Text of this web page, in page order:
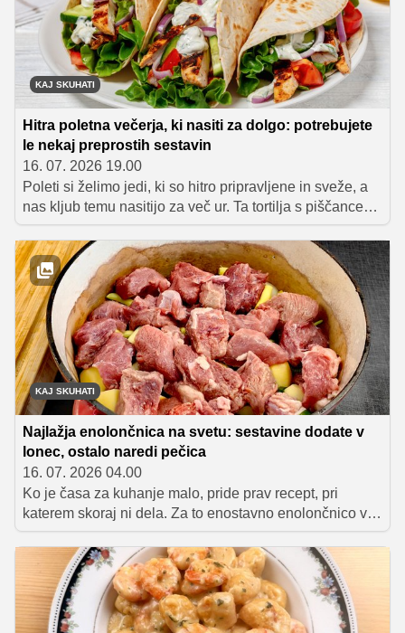
KAJ SKUHATI
Hitra poletna večerja, ki nasiti za dolgo: potrebujete
le nekaj preprostih sestavin
16. 07. 2026 19.00
Poleti si želimo jedi, ki so hitro pripravljene in sveže, a
nas kljub temu nasitijo za več ur. Ta tortilja s piščancem,
zelenjavo in jogurtovim prelivom je odlična izbira za
lahko poletno večerjo, saj združuje kakovostne
beljakovine in ravno prav ogljikovih hidratov.
Pripravljena je v manj kot pol ure, sestavine pa lahko
prilagodite svojemu okusu.
KAJ SKUHATI
Najlažja enolončnica na svetu: sestavine dodate v
lonec, ostalo naredi pečica
16. 07. 2026 04.00
Ko je časa za kuhanje malo, pride prav recept, pri
katerem skoraj ni dela. Za to enostavno enolončnico vse
sestavine samo narežemo, dodamo v lonec in
postavimo v pečico, kjer se počasi skuhajo v okusno in
nasitno jed na žlico. Idealna je za dni, ko želimo manj
časa preživeti v kuhinji, a vseeno postreči okusen
domač obrok.